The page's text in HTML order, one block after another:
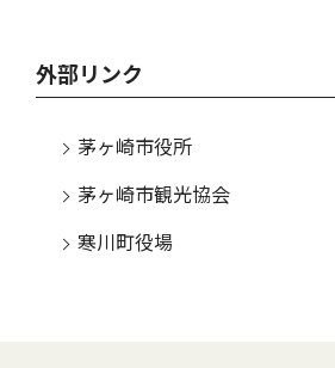
外部リンク
茅ヶ崎市役所
茅ヶ崎市観光協会
寒川町役場